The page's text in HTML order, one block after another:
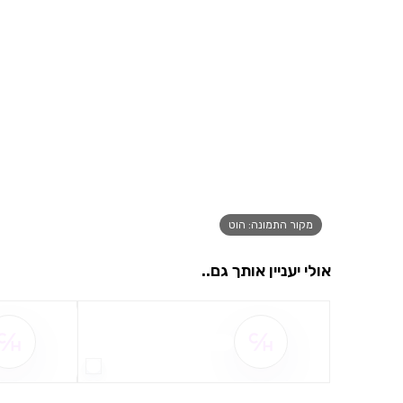
מקור התמונה: הוט
אולי יעניין אותך גם..